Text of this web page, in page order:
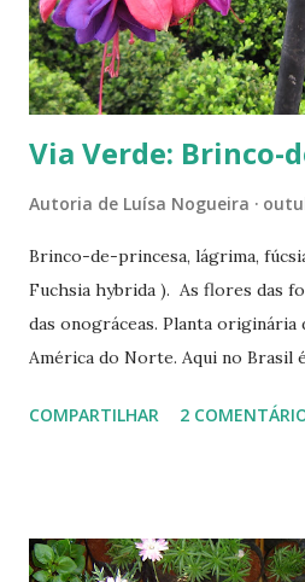
Via Verde: Brinco-
Autoria de Luísa Nogueira
Brinco-de-princesa, lágrima,
Fuchsia hybrida ). As flores das
das onográceas. Planta originária
América do Norte. Aqui no Brasil
frio, por isto bastante cultivada
violeta; podemos encontrar
COMPARTILHAR 2